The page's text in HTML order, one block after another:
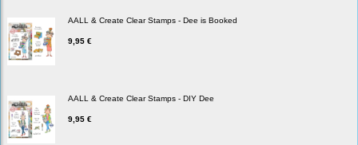
AALL & Create Clear Stamps - Dee is Booked
9,95 €
AALL & Create Clear Stamps - DIY Dee
9,95 €